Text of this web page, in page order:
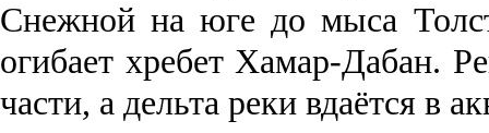
Снежной на юге до мыса
огибает хребет Хамар-Дабан.
части, а дельта реки вда­ётся в